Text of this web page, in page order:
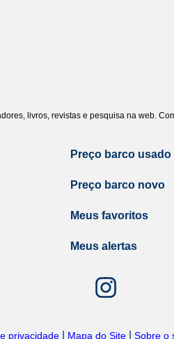
livros, revistas e pesquisa na web.
Preço barco usado
Preço barco novo
Meus favoritos
Meus alertas
privacidade Mapa do Site Sobre o